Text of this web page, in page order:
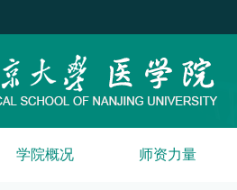
学院概况 师资力量